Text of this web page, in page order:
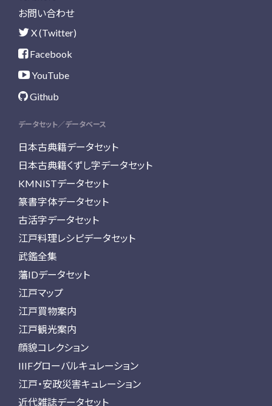
お問い合わせ
X (Twitter)
Facebook
YouTube
Github
データセット／データベース
日本古典籍データセット
日本古典籍くずし字データセット
KMNISTデータセット
篆書字体データセット
古活字データセット
江戸料理レシピデータセット
武鑑全集
藩IDデータセット
江戸マップ
江戸買物案内
江戸観光案内
顔貌コレクション
IIIFグローバルキュレーション
江戸・安政災害キュレーション
近代雑誌データセット